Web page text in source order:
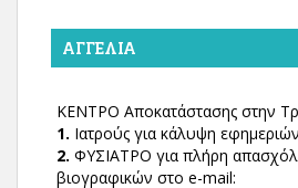
ΑΓΓΕΛΊΑ
ΚΕΝΤΡΟ Αποκατάστασης στην
1. Ιατρούς για κάλυψη
2. ΦΥΣΙΑΤΡΟ για πλήρη
βιογραφικών στο e-mail: